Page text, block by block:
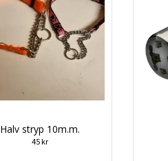
Halv stryp 10m.m.
45 kr